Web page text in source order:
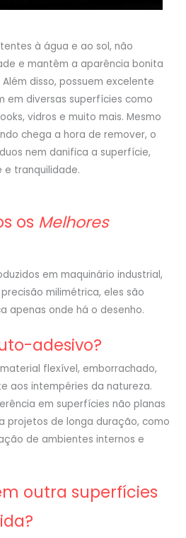
à água e ao sol, não
e mantêm a aparência bonita
disso, possuem excelente
em diversas superfícies como
vidros e muito mais. Mesmo
chega a hora de remover, o
nem danifica a superfície,
tranquilidade.
os Melhores
em maquinário industrial,
milimétrica, eles são
apenas onde há o desenho.
adesivo?
flexível, emborrachado,
aos intempéries da natureza.
em superfícies não planas
projetos de longa duração, como
de ambientes internos e
outra superfícies